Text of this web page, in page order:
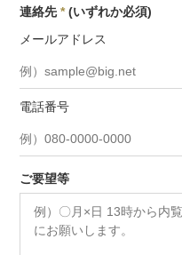
連絡先* (いずれか必須)
メールアドレス
電話番号
ご要望等